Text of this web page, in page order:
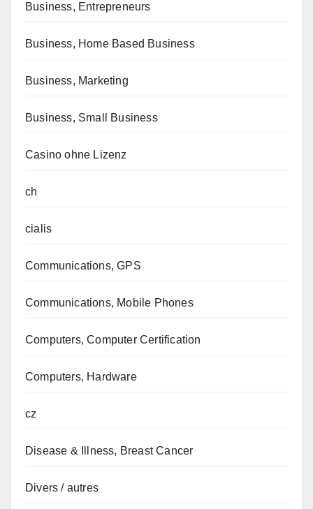
Business, Entrepreneurs
Business, Home Based Business
Business, Marketing
Business, Small Business
Casino ohne Lizenz
ch
cialis
Communications, GPS
Communications, Mobile Phones
Computers, Computer Certification
Computers, Hardware
cz
Disease & Illness, Breast Cancer
Divers / autres